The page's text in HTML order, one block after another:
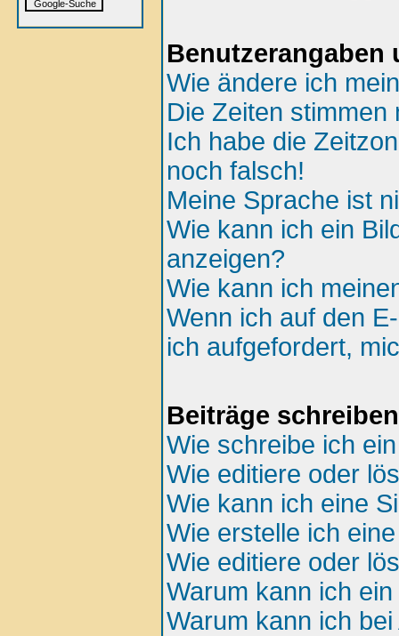
Benutzerangaben
Wie ändere ich
Die Zeiten stimmen
Ich habe die
noch falsch!
Meine Sprache ist
Wie kann ich ein
anzeigen?
Wie kann ich
Wenn ich auf den
ich aufgefordert,
Beiträge schreiben
Wie schreibe ich
Wie editiere oder
Wie kann ich eine
Wie erstelle ich
Wie editiere oder
Warum kann ich
Warum kann ich